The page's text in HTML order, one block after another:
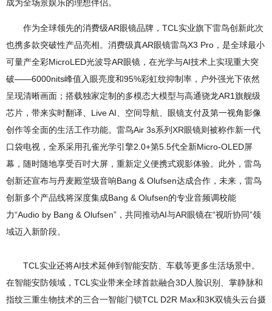
成为全场景娱乐的理想伴侣。
作为全球领先的消费级AR眼镜品牌，TCL实业旗下雷鸟创新此次
也携多款突破性产品亮相。消费级真AR眼镜雷鸟X3 Pro，是全球最小
可量产全彩MicroLED光波导AR眼镜，在光学与AI技术上实现重大突
破——6000nits峰值入眼亮度和95%彩虹纹抑制率，户外强光下依然
呈现清晰画面；搭载独家定制的多模态大模型与高通骁龙AR1旗舰级
芯片，带来实时翻译、Live AI、空间导航、眼镜支付及第一视角影像
创作等全面的生活工作功能。雷鸟Air 3s系列XR眼镜则被称作新一代
口袋电视，全系采用孔雀光学引擎2.0+第5.5代全新Micro-OLED屏
幕，随时随地享受百吋大屏，重新定义便携式观影体验。此外，雷鸟
创新还宣布与丹麦殿堂级音响Bang & Olufsen达成合作，未来，雷鸟
创新多个产品线将深度集成Bang & Olufsen的专业音频调校能
力“Audio by Bang & Olufsen”，共同推动AI与AR眼镜在“视听协同”领
域迈入新阶段。
TCL实业还将AI技术延伸到智能安防、车载等更多生活场景中。
在智能安防领域，TCL实业带来全球首款融合3D人脸识别、掌静脉和
指纹三重生物技术的三合一智能门锁TCL D2R Max和3K双镜头云台摄